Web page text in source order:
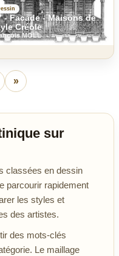
- Facade - Maisons de
Créole
MOLL
»
sur
classées en dessin
parcourir rapidement
les styles et
des artistes.
des mots-clés
Le maillage